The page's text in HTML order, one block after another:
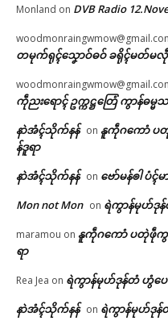
Monland on DVB Radio
တမုက်ရုၚ်သၞောဝ်ဓဝ် ခရိုၚ်မတ်မလီု
ကဵုညးရောၚ် ဥက္ကဋ္ဌတြေံ ကွာန်ဓမ္
နာဲအံၚ်သိုက်နန် on နူကဵုဂကောံ ပ
န်ဒူရာ
နာဲအံၚ်သိုက်နန် on ဗော်မန်ၜါ ပံၚ်
Mon not Mon on ရဲကွာန်မုဟ်ဒု
maramou on နူကဵုဂကောံ ပတုဲဖဵု
ရာ
Rea Jea on ရဲကွာန်မုဟ်ဒုန်တံ ဟွံပ
နာဲအံၚ်သိုက်နန် on ရဲကွာန်မုဟ်ဒုန်